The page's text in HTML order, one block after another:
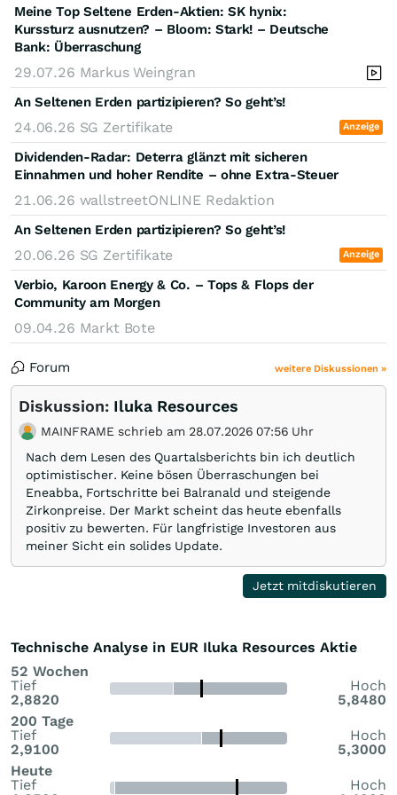
Meine Top Seltene Erden-Aktien: SK hynix:
Kurssturz ausnutzen? – Bloom: Stark! – Deutsche
Bank: Überraschung
29.07.26 Markus Weingran
An Seltenen Erden partizipieren? So geht’s!
24.06.26 SG Zertifikate Anzeige
Dividenden-Radar: Deterra glänzt mit sicheren
Einnahmen und hoher Rendite – ohne Extra-Steuer
21.06.26 wallstreetONLINE Redaktion
An Seltenen Erden partizipieren? So geht’s!
20.06.26 SG Zertifikate Anzeige
Verbio, Karoon Energy & Co. – Tops & Flops der
Community am Morgen
09.04.26 Markt Bote
Forum weitere Diskussionen »
Diskussion: Iluka Resources
MAINFRAME schrieb am 28.07.2026 07:56 Uhr
Nach dem Lesen des Quartalsberichts bin ich deutlich
optimistischer. Keine bösen Überraschungen bei
Eneabba, Fortschritte bei Balranald und steigende
Zirkonpreise. Der Markt scheint das heute ebenfalls
positiv zu bewerten. Für langfristige Investoren aus
meiner Sicht ein solides Update.
Jetzt mitdiskutieren
Technische Analyse in EUR Iluka Resources Aktie
52 Wochen
Tief
2,8820
Hoch
5,8480
200 Tage
Tief
2,9100
Hoch
5,3000
Heute
Tief
Hoch